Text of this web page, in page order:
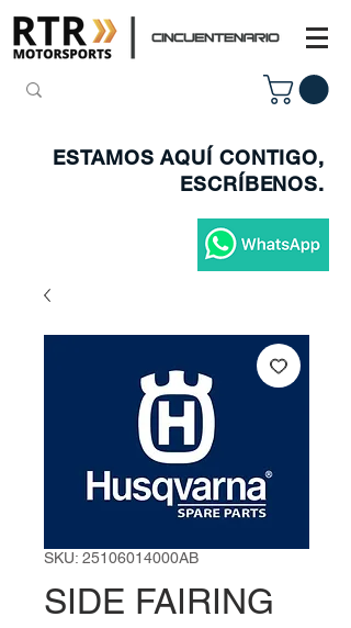
ESTAMOS AQUÍ CONTIGO,
ESCRÍBENOS.
SKU: 25106014000AB
SIDE FAIRING